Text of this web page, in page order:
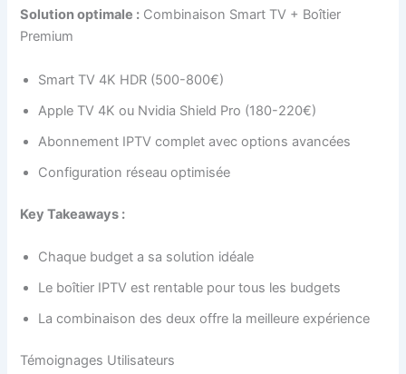
Solution optimale : Combinaison Smart TV + Boîtier
Premium
Smart TV 4K HDR (500-800€)
Apple TV 4K ou Nvidia Shield Pro (180-220€)
Abonnement IPTV complet avec options avancées
Configuration réseau optimisée
Key Takeaways :
Chaque budget a sa solution idéale
Le boîtier IPTV est rentable pour tous les budgets
La combinaison des deux offre la meilleure expérience
Témoignages Utilisateurs